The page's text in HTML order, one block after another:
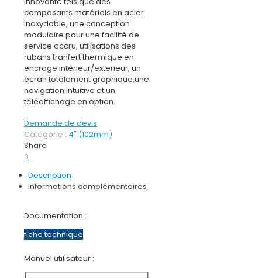
composants matériels en acier
inoxydable, une conception
modulaire pour une facilité de
service accru, utilisations des
rubans tranfert thermique en
encrage intérieur/exterieur, un
écran totalement graphique,une
navigation intuitive et un
téléaffichage en option.
Demande de devis
Catégorie : 4" (102mm)
Share
0
Description
Informations complémentaires
Documentation :
fiche technique
Manuel utilisateur :